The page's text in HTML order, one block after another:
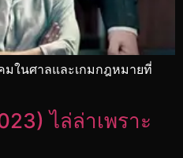
มในศาลและเกมกฎหมายที่
ไล่ล่าเพราะ